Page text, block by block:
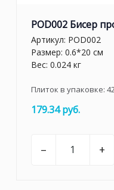
POD002 Бисер
Артикул: POD002
Размер: 0.6*20 см
Вес: 0.024 кг
Плиток в упаковке:
179.34 руб.
– +